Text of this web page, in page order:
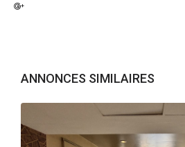
ANNONCES SIMILAIRES